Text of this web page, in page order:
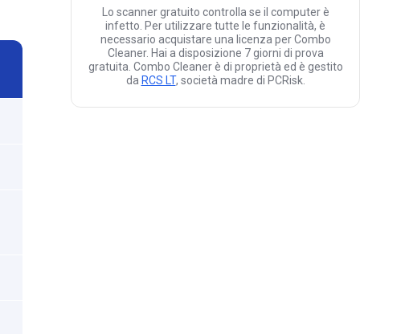
Lo scanner gratuito controlla se il computer è
infetto. Per utilizzare tutte le funzionalità, è
necessario acquistare una licenza per Combo
Cleaner. Hai a disposizione 7 giorni di prova
gratuita. Combo Cleaner è di proprietà ed è gestito
da RCS LT, società madre di PCRisk.